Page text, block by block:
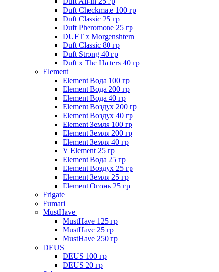
Duft Checkmate 100 гр
Duft Classic 25 гр
Duft Pheromone 25 гр
DUFT x Morgenshtern
Duft Classic 80 гр
Duft Strong 40 гр
Duft x The Hatters 40 гр
Element
Element Вода 100 гр
Element Вода 200 гр
Element Вода 40 гр
Element Воздух 200 гр
Element Воздух 40 гр
Element Земля 100 гр
Element Земля 200 гр
Element Земля 40 гр
V Element 25 гр
Element Вода 25 гр
Element Воздух 25 гр
Element Земля 25 гр
Element Огонь 25 гр
Frigate
Fumari
MustHave
MustHave 125 гр
MustHave 25 гр
MustHave 250 гр
DEUS
DEUS 100 гр
DEUS 20 гр